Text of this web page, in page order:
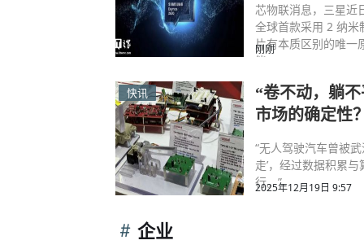
芯物联消息，三星近
全球首款采用 2 纳米
片有本质区别的唯一
能。
刚刚
快讯
“卷不动，躺
市场的确定性
“无人驾驶汽车曾被
走’，经过数据积累
行。”
2025年12月19日 9:57
企业